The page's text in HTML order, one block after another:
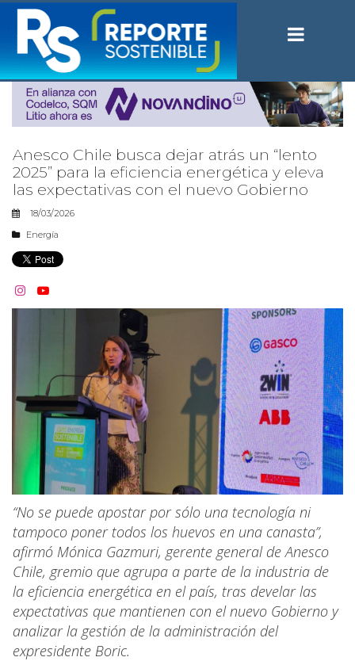
Anesco Chile busca dejar atrás un “lento
2025” para la eficiencia energética y eleva
las expectativas con el nuevo Gobierno
18/03/2026
Energía
 
“No se puede apostar por sólo una tecnología ni
tampoco poner todos los huevos en una canasta”,
afirmó Mónica Gazmuri, gerente general de Anesco
Chile, gremio que agrupa a parte de la industria de
la eficiencia energética en el país, tras develar las
expectativas que mantienen con el nuevo Gobierno y
analizar la gestión de la administración del
expresidente Boric.